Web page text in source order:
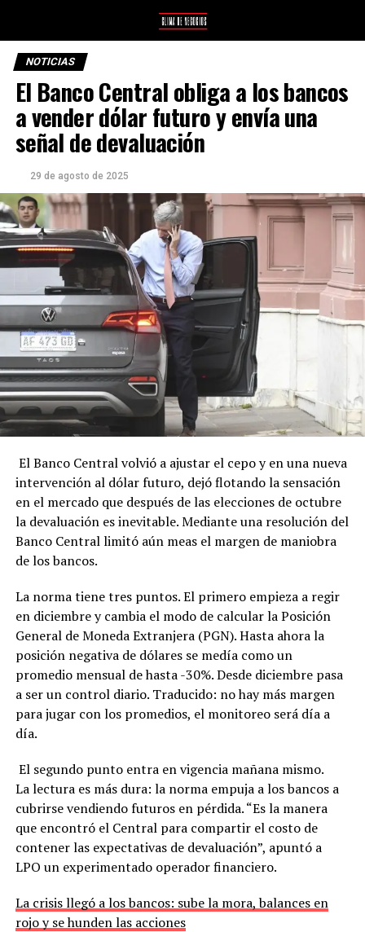
NOTICIAS
El Banco Central obliga a los bancos
a vender dólar futuro y envía una
señal de devaluación
29 de agosto de 2025
El Banco Central volvió a ajustar el cepo y en una nueva
intervención al dólar futuro, dejó flotando la sensación
en el mercado que después de las elecciones de octubre
la devaluación es inevitable. Mediante una resolución del
Banco Central limitó aún meas el margen de maniobra
de los bancos.
La norma tiene tres puntos. El primero empieza a regir
en diciembre y cambia el modo de calcular la Posición
General de Moneda Extranjera (PGN). Hasta ahora la
posición negativa de dólares se medía como un
promedio mensual de hasta -30%. Desde diciembre pasa
a ser un control diario. Traducido: no hay más margen
para jugar con los promedios, el monitoreo será día a
día.
El segundo punto entra en vigencia mañana mismo.
La lectura es más dura: la norma empuja a los bancos a
cubrirse vendiendo futuros en pérdida. “Es la manera
que encontró el Central para compartir el costo de
contener las expectativas de devaluación”, apuntó a
LPO un experimentado operador financiero.
La crisis llegó a los bancos: sube la mora, balances en
rojo y se hunden las acciones